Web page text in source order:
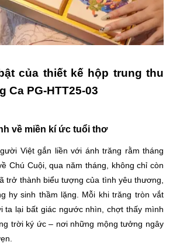
của thiết kế hộp trung thu
Ca PG-HTT25-03
về miền kí ức tuổi thơ
Việt gắn liền với ánh trăng rằm tháng
Chú Cuội, qua năm tháng, không chỉ còn
trở thành biểu tượng của tình yêu thương,
hy sinh thầm lặng. Mỗi khi trăng tròn vắt
ta lại bất giác ngước nhìn, chợt thấy mình
trời ký ức – nơi những mộng tưởng ngây